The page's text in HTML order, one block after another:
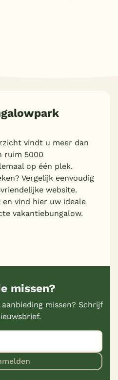
vindt u meer dan
ruim 5000
op één plek.
Vergelijk eenvoudig
website.
vind hier uw ideale
vakantiebungalow.
missen?
missen? Schrijf